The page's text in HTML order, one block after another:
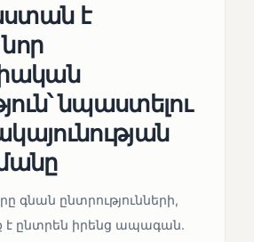
է
նպաստելու
գնան ընտրությունների,
է ընտրեն իրենց ապագան.